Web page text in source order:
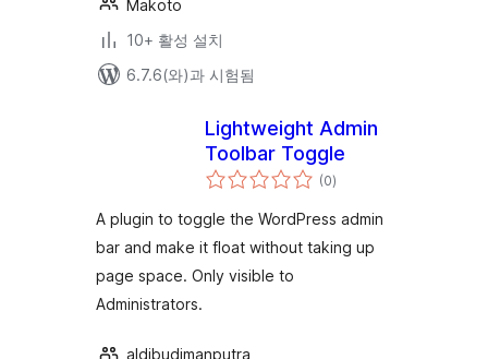
Makoto
10+ 활성 설치
6.7.6(와)과 시험됨
Lightweight Admin
Toolbar Toggle
(0전
체
점
)
A plugin to toggle the WordPress admin
bar and make it float without taking up
page space. Only visible to
Administrators.
aldibudimanputra